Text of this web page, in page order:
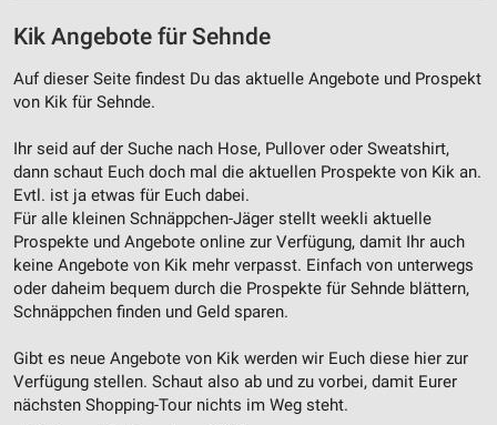
Kik Angebote für Sehnde
Auf dieser Seite findest Du das aktuelle Angebote und Prospekt
von Kik für Sehnde.
Ihr seid auf der Suche nach Hose, Pullover oder Sweatshirt,
dann schaut Euch doch mal die aktuellen Prospekte von Kik an.
Evtl. ist ja etwas für Euch dabei.
Für alle kleinen Schnäppchen-Jäger stellt weekli aktuelle
Prospekte und Angebote online zur Verfügung, damit Ihr auch
keine Angebote von Kik mehr verpasst. Einfach von unterwegs
oder daheim bequem durch die Prospekte für Sehnde blättern,
Schnäppchen finden und Geld sparen.
Gibt es neue Angebote von Kik werden wir Euch diese hier zur
Verfügung stellen. Schaut also ab und zu vorbei, damit Eurer
nächsten Shopping-Tour nichts im Weg steht.
IAB-Besonderheiten:
Verwendung genauer Standortdaten
Informationen identifizieren
Nicht-IAB-Verarbeitungszwecke:
Notwendig
Performance
Funktional
Werbung